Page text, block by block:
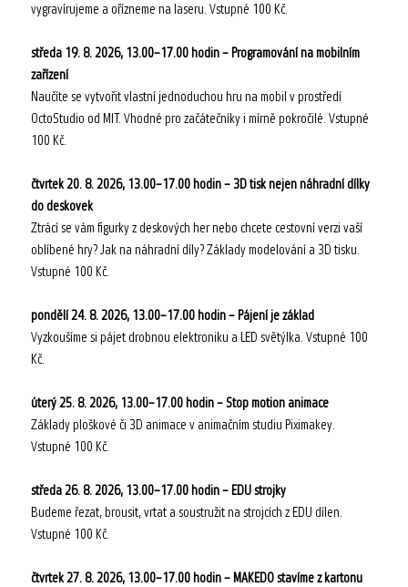
vygravírujeme a ořízneme na laseru. Vstupné 100 Kč.
středa 19. 8. 2026, 13.00–17.00 hodin – Programování na mobilním
zařízení
Naučíte se vytvořit vlastní jednoduchou hru na mobil v prostředí
OctoStudio od MIT. Vhodné pro začátečníky i mírně pokročilé. Vstupné
100 Kč.
čtvrtek 20. 8. 2026, 13.00–17.00 hodin – 3D tisk nejen náhradní dílky
do deskovek
Ztrácí se vám figurky z deskových her nebo chcete cestovní verzi vaší
oblíbené hry? Jak na náhradní díly? Základy modelování a 3D tisku.
Vstupné 100 Kč.
pondělí 24. 8. 2026, 13.00–17.00 hodin – Pájení je základ
Vyzkoušíme si pájet drobnou elektroniku a LED světýlka. Vstupné 100
Kč.
úterý 25. 8. 2026, 13.00–17.00 hodin – Stop motion animace
Základy ploškové či 3D animace v animačním studiu Piximakey.
Vstupné 100 Kč.
středa 26. 8. 2026, 13.00–17.00 hodin – EDU strojky
Budeme řezat, brousit, vrtat a soustružit na strojcích z EDU dílen.
Vstupné 100 Kč.
čtvrtek 27. 8. 2026, 13.00–17.00 hodin – MAKEDO stavíme z kartonu